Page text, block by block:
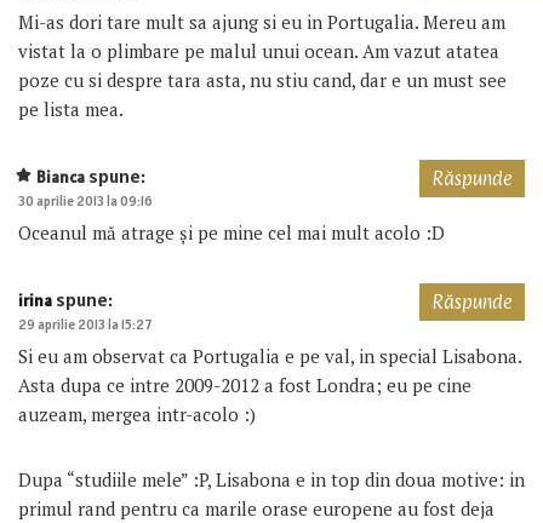
Mi-as dori tare mult sa ajung si eu in Portugalia. Mereu am
vistat la o plimbare pe malul unui ocean. Am vazut atatea
poze cu si despre tara asta, nu stiu cand, dar e un must see
pe lista mea.
Bianca spune:
30 aprilie 2013 la 09:16
Oceanul mă atrage și pe mine cel mai mult acolo :D
Răspunde
irina spune:
29 aprilie 2013 la 15:27
Si eu am observat ca Portugalia e pe val, in special Lisabona.
Asta dupa ce intre 2009-2012 a fost Londra; eu pe cine
auzeam, mergea intr-acolo :)
Dupa “studiile mele” :P, Lisabona e in top din doua motive: in
primul rand pentru ca marile orase europene au fost deja
Răspunde